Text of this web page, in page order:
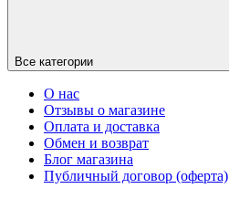
Все категории
О нас
Отзывы о магазине
Оплата и доставка
Обмен и возврат
Блог магазина
Публичный договор (оферта)